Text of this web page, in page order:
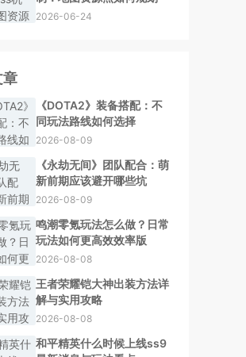
2026-06-24
章
《DOTA2》装备搭配：不
同玩法路线如何选择
2026-08-09
《永劫无间》团队配合：萌
新前期应该避开哪些坑
2026-08-09
鸣潮零氪玩法怎么做？日常
玩法如何更高效效率版
2026-08-08
王者荣耀铠大神出装方法详
解与实用攻略
2026-08-08
和平精英什么时候上线ss9